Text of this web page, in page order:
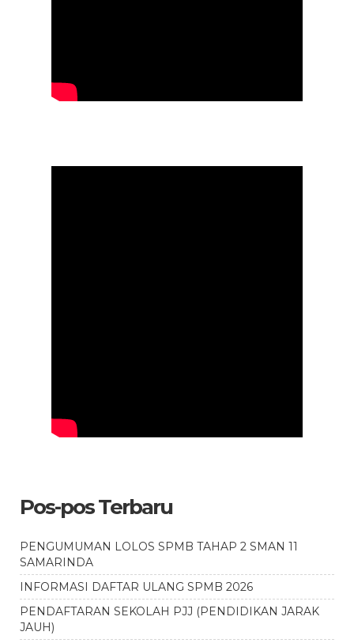
Pos-pos Terbaru
PENGUMUMAN LOLOS SPMB TAHAP 2 SMAN 11
SAMARINDA
INFORMASI DAFTAR ULANG SPMB 2026
PENDAFTARAN SEKOLAH PJJ (PENDIDIKAN JARAK
JAUH)